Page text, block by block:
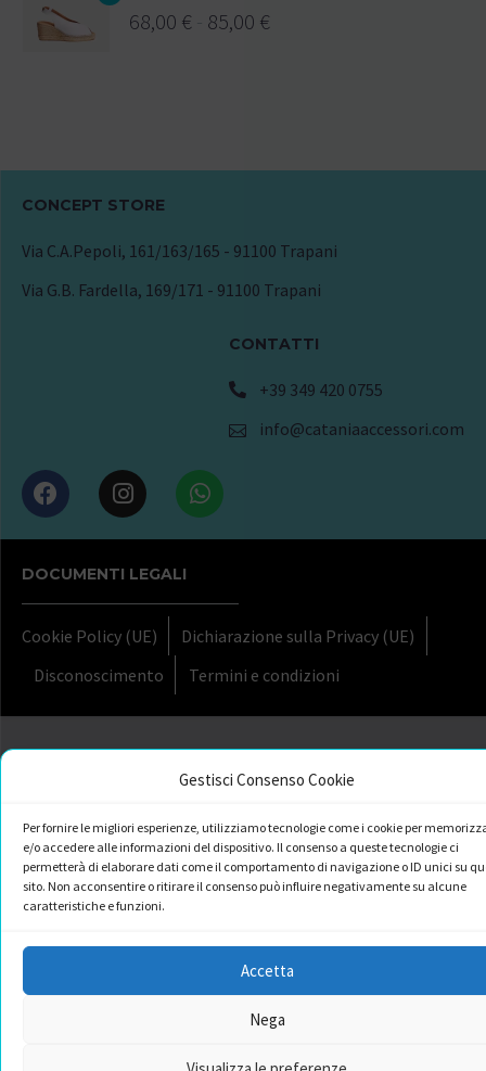
Gestisci Consenso Cookie
Per fornire le migliori esperienze, utilizziamo tecnologie come i cookie per
e/o accedere alle informazioni del dispositivo. Il consenso a queste tecnologie ci
permetterà di elaborare dati come il comportamento di navigazione o ID unici su
sito. Non acconsentire o ritirare il consenso può influire negativamente su alcune
caratteristiche e funzioni.
Accetta
Nega
68,00 € 85,00 €
CONCEPT STORE
Via C.A.Pepoli, 161/163/165 - 91100 Trapani
Via G.B. Fardella, 169/171 - 91100 Trapani
CONTATTI
+39 349 420 0755
info@cataniaaccessori.com
DOCUMENTI LEGALI
Cookie Policy (UE)
Dichiarazione sulla Privacy (UE)
Disconoscimento
Termini e condizioni